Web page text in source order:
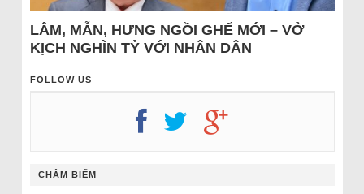
LÂM, MẪN, HƯNG NGỒI GHẾ MỚI – VỞ
KỊCH NGHÌN TỶ VỚI NHÂN DÂN
FOLLOW US
CHÂM BIẾM